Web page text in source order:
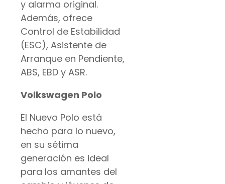
y alarma original.
Además, ofrece
Control de Estabilidad
(ESC), Asistente de
Arranque en Pendiente,
ABS, EBD y ASR.
Volkswagen Polo
El Nuevo Polo está
hecho para lo nuevo,
en su sétima
generación es ideal
para los amantes del